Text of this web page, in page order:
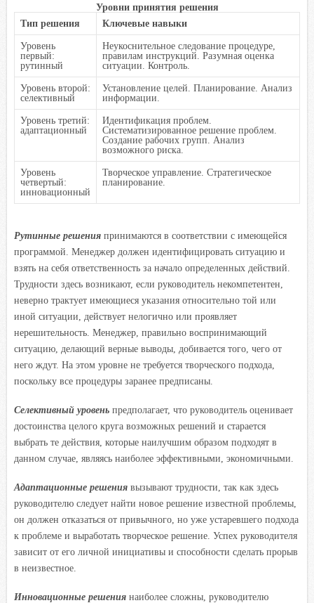
Уровни принятия решения
Тип решения
Ключевые навыки
Уровень
первый:
рутинный
Неукоснительное следование процедуре,
правилам инструкций. Разумная оценка
ситуации. Контроль.
Уровень второй:
селективный
Установление целей. Планирование. Анализ
информации.
Уровень третий:
адаптационный
Идентификация проблем.
Систематизированное решение проблем.
Создание рабочих групп. Анализ
возможного риска.
Уровень
четвертый:
инновационный
Творческое управление. Стратегическое
планирование.
Рутинные решения принимаются в соответствии с имеющейся
программой. Менеджер должен идентифицировать ситуацию и
взять на себя ответственность за начало определенных действий.
Трудности здесь возникают, если руководитель некомпетентен,
неверно трактует имеющиеся указания относительно той или
иной ситуации, действует нелогично или проявляет
нерешительность. Менеджер, правильно воспринимающий
ситуацию, делающий верные выводы, добивается того, чего от
него ждут. На этом уровне не требуется творческого подхода,
поскольку все процедуры заранее предписаны.
Селективный уровень предполагает, что руководитель оценивает
достоинства целого круга возможных решений и старается
выбрать те действия, которые наилучшим образом подходят в
данном случае, являясь наиболее эффективными, экономичными.
Адаптационные решения вызывают трудности, так как здесь
руководителю следует найти новое решение известной проблемы,
он должен отказаться от привычного, но уже устаревшего подхода
к проблеме и выработать творческое решение. Успех руководителя
зависит от его личной инициативы и способности сделать прорыв
в неизвестное.
Инновационные решения наиболее сложны, руководителю